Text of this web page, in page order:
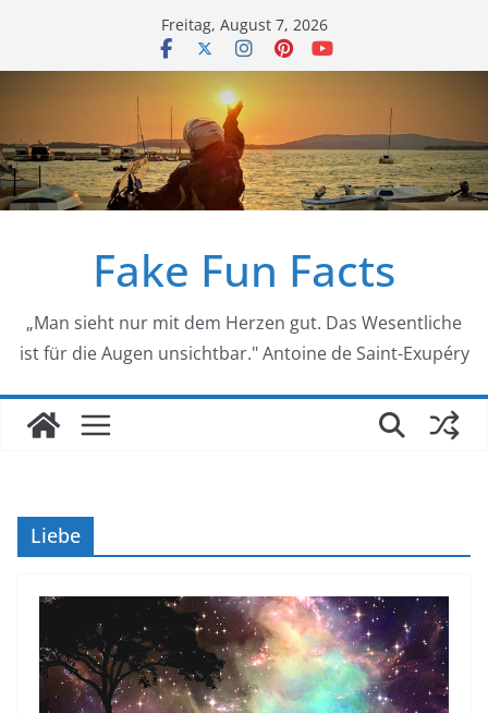
springen
Freitag, August 7, 2026
Fake Fun Facts
„Man sieht nur mit dem Herzen gut. Das Wesentliche
ist für die Augen unsichtbar." Antoine de Saint-Exupéry
Liebe